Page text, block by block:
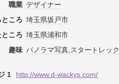
職業 デザイナー
ころ 埼玉県坂戸市
ころ 埼玉県浦和市
趣味 パノラマ写真,スタートレック
1
http://www.d-wackys.com/